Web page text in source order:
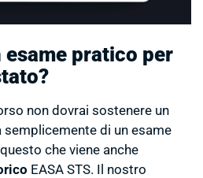
esame pratico per
non dovrai sostenere un
di un esame
che viene anche
EASA STS. Il nostro